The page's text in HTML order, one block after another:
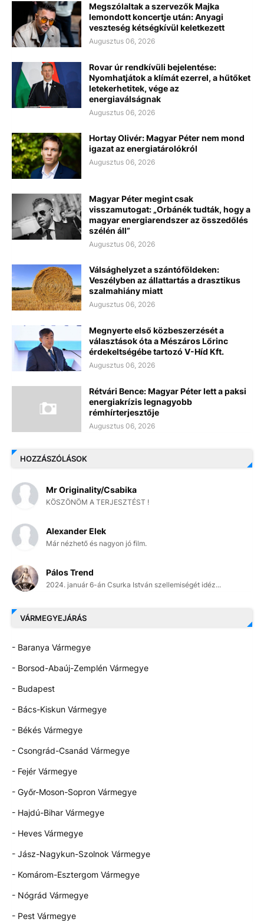
Megszólaltak a szervezők Majka
lemondott koncertje után: Anyagi
veszteség kétségkívül keletkezett
Augusztus 06, 2026
Rovar úr rendkívüli bejelentése:
Nyomhatjátok a klímát ezerrel, a hűtőket
letekerhetitek, vége az
energiaválságnak
Augusztus 06, 2026
Hortay Olivér: Magyar Péter nem mond
igazat az energiatárolókról
Augusztus 06, 2026
Magyar Péter megint csak
visszamutogat: „Orbánék tudták, hogy a
magyar energiarendszer az összedőlés
szélén áll”
Augusztus 06, 2026
Válsághelyzet a szántóföldeken:
Veszélyben az állattartás a drasztikus
szalmahiány miatt
Augusztus 06, 2026
Megnyerte első közbeszerzését a
választások óta a Mészáros Lőrinc
érdekeltségébe tartozó V-Híd Kft.
Augusztus 06, 2026
Rétvári Bence: Magyar Péter lett a paksi
energiakrízis legnagyobb
rémhírterjesztője
Augusztus 06, 2026
HOZZÁSZÓLÁSOK
Mr Originality/Csabika
KÖSZÖNÖM A TERJESZTÉST !
Alexander Elek
Már nézhető és nagyon jó film.
Pálos Trend
2024. január 6-án Csurka István szellemiségét idéz...
VÁRMEGYEJÁRÁS
- Baranya Vármegye
- Borsod-Abaúj-Zemplén Vármegye
- Budapest
- Bács-Kiskun Vármegye
- Békés Vármegye
- Csongrád-Csanád Vármegye
- Fejér Vármegye
- Győr-Moson-Sopron Vármegye
- Hajdú-Bihar Vármegye
- Heves Vármegye
- Jász-Nagykun-Szolnok Vármegye
- Komárom-Esztergom Vármegye
- Nógrád Vármegye
- Pest Vármegye